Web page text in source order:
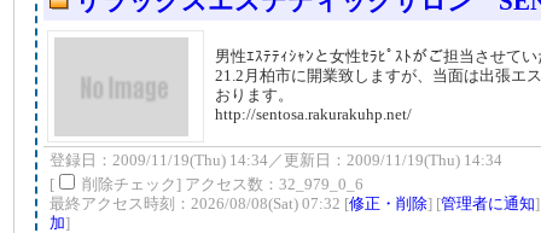
男性ｴｽﾃﾃｨｼｬﾝと女性ｾﾗﾋﾟｽﾄがご担当させて
21.2月柏市に開業致しますが、当面は出張エ
おります。
http://sentosa.rakurakuhp.net/
登録日：2009/11/19(Thu) 14:34／更新日：2009/11/19(Thu) 14:34
[
削除チェック] アクセス数：32_979_0_6
最終アクセス時刻：2026/08/08(Sat) 07:32 [修正・削除] [管理者に通知
加]